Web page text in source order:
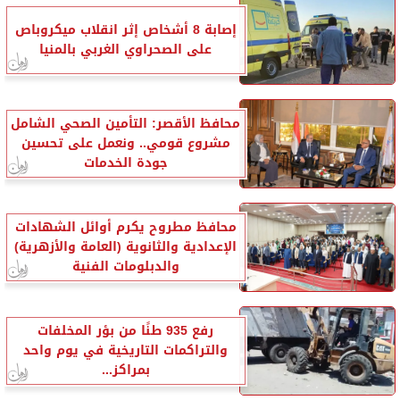
إصابة 8 أشخاص إثر انقلاب ميكروباص
على الصحراوي الغربي بالمنيا
محافظ الأقصر: التأمين الصحي الشامل
مشروع قومي.. ونعمل على تحسين
جودة الخدمات
محافظ مطروح يكرم أوائل الشهادات
الإعدادية والثانوية (العامة والأزهرية)
والدبلومات الفنية
رفع 935 طنًا من بؤر المخلفات
والتراكمات التاريخية في يوم واحد
بمراكز...